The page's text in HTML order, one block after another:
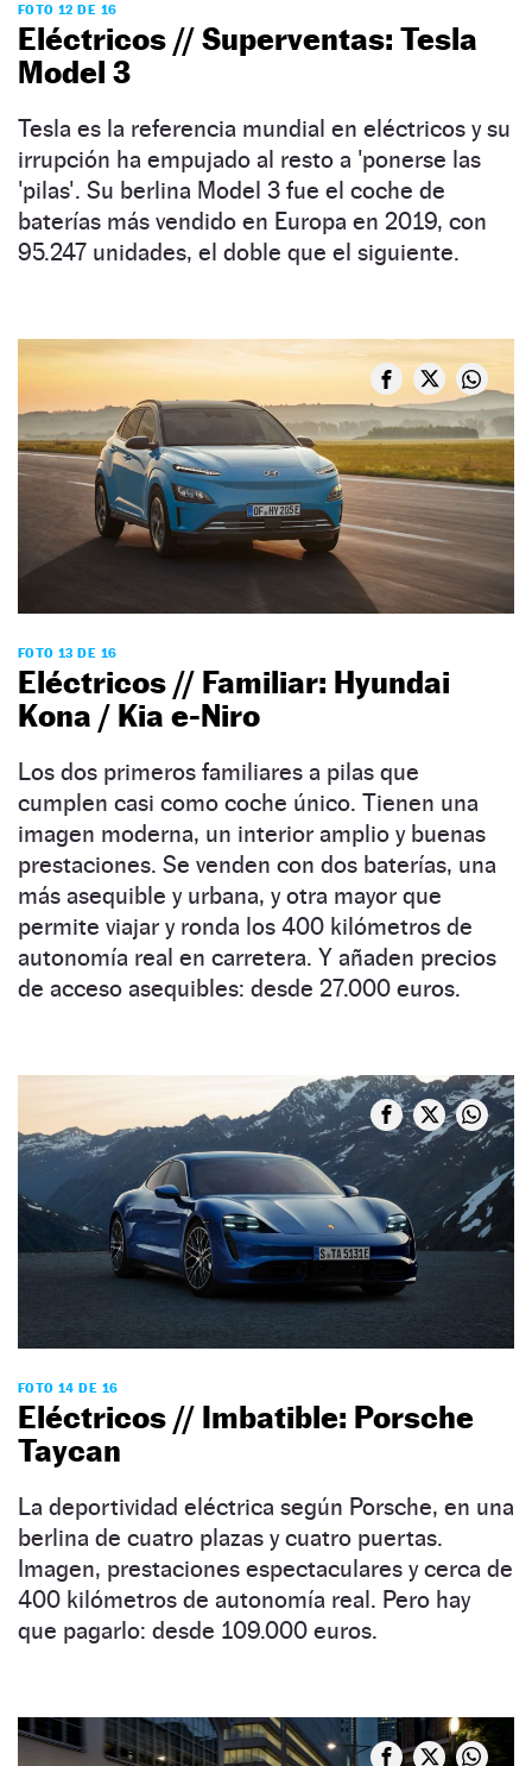
FOTO 12 DE 16
Eléctricos // Superventas: Tesla
Model 3
Tesla es la referencia mundial en eléctricos y su
irrupción ha empujado al resto a 'ponerse las
'pilas'. Su berlina Model 3 fue el coche de
baterías más vendido en Europa en 2019, con
95.247 unidades, el doble que el siguiente.
FOTO 13 DE 16
Eléctricos // Familiar: Hyundai
Kona / Kia e-Niro
Los dos primeros familiares a pilas que
cumplen casi como coche único. Tienen una
imagen moderna, un interior amplio y buenas
prestaciones. Se venden con dos baterías, una
más asequible y urbana, y otra mayor que
permite viajar y ronda los 400 kilómetros de
autonomía real en carretera. Y añaden precios
de acceso asequibles: desde 27.000 euros.
FOTO 14 DE 16
Eléctricos // Imbatible: Porsche
Taycan
La deportividad eléctrica según Porsche, en una
berlina de cuatro plazas y cuatro puertas.
Imagen, prestaciones espectaculares y cerca de
400 kilómetros de autonomía real. Pero hay
que pagarlo: desde 109.000 euros.